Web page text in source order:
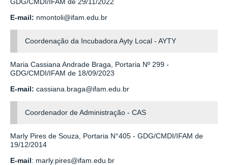
E-mail: nmontoli@ifam.edu.br
Coordenação da Incubadora Ayty Local - AYTY
Maria Cassiana Andrade Braga, Portaria Nº 299 -
GDG/CMDI/IFAM de 18/09/2023
E-mail: cassiana.braga@ifam.edu.br
Coordenador de Administração - CAS
Marly Pires de Souza, Portaria N°405 - GDG/CMDI/IFAM de
19/12/2014
E-mail: marly.pires@ifam.edu.br